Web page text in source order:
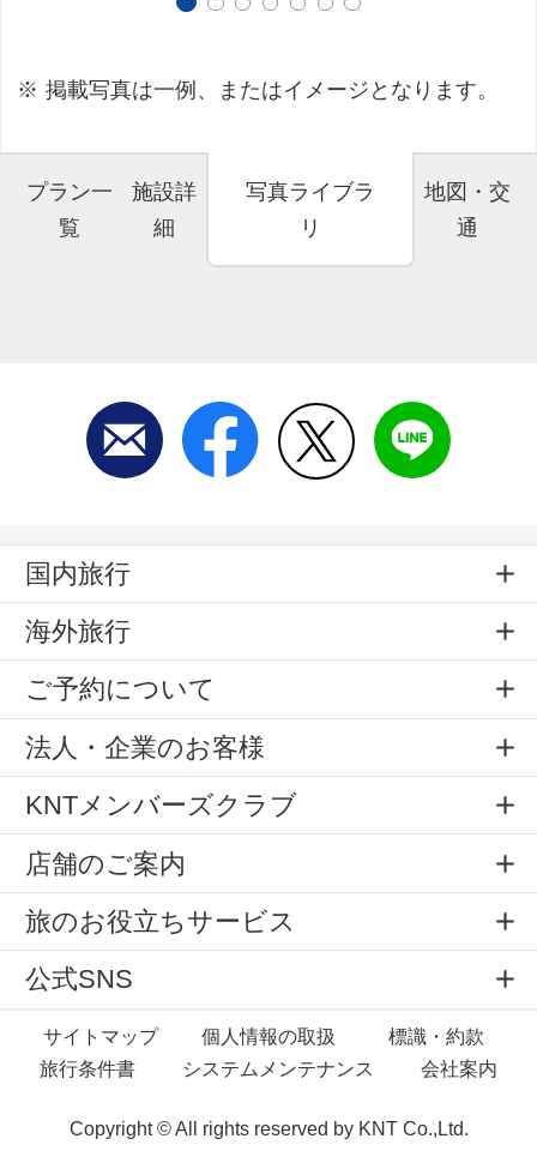
掲載写真は一例、またはイメージとなります。
プラン一
覧
施設詳
細
写真ライブラ
リ
地図・交
通
国内旅行
海外旅行
ご予約について
法人・企業のお客様
KNTメンバーズクラブ
店舗のご案内
旅のお役立ちサービス
公式SNS
サイトマップ 個人情報の取扱
標識・約款
旅行条件書
システムメンテナンス 会社案内
Copyright © All rights reserved by KNT Co.,Ltd.